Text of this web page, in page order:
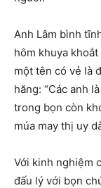
Anh Lâm bình
hôm khuya
một tên có vẻ là
hăng: “Các anh
trong bọn còn
múa may thị uy
Với kinh nghiệm
đấu lý với bọn